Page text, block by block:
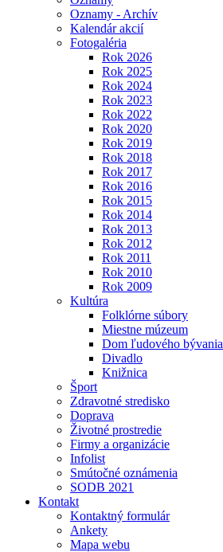
Oznamy - Archív
Kalendár akcií
Fotogaléria
Rok 2026
Rok 2025
Rok 2024
Rok 2023
Rok 2022
Rok 2020
Rok 2019
Rok 2018
Rok 2017
Rok 2016
Rok 2015
Rok 2014
Rok 2013
Rok 2012
Rok 2011
Rok 2010
Rok 2009
Kultúra
Folklórne súbory
Miestne múzeum
Dom ľudového bývania
Divadlo
Knižnica
Šport
Zdravotné stredisko
Doprava
Životné prostredie
Firmy a organizácie
Infolist
Smútočné oznámenia
SODB 2021
Kontakt
Kontaktný formulár
Ankety
Mapa webu